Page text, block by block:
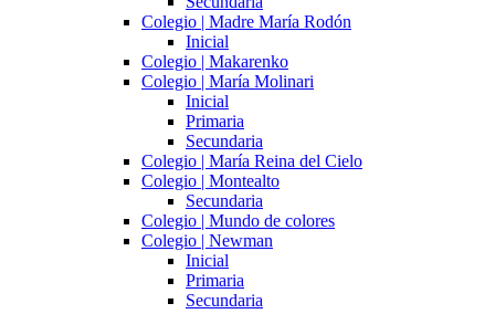
Colegio | Madre María Rodón
Inicial
Colegio | Makarenko
Colegio | María Molinari
Inicial
Primaria
Secundaria
Colegio | María Reina del Cielo
Colegio | Montealto
Secundaria
Colegio | Mundo de colores
Colegio | Newman
Inicial
Primaria
Secundaria